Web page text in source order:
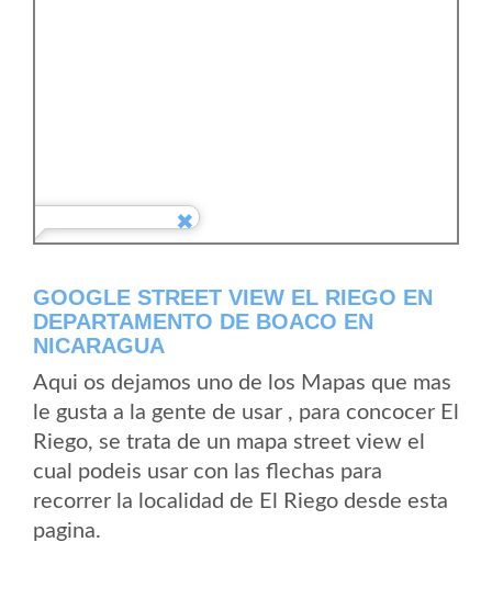
GOOGLE STREET VIEW EL RIEGO EN
DEPARTAMENTO DE BOACO EN
NICARAGUA
Aqui os dejamos uno de los Mapas que mas
le gusta a la gente de usar , para concocer El
Riego, se trata de un mapa street view el
cual podeis usar con las flechas para
recorrer la localidad de El Riego desde esta
pagina.